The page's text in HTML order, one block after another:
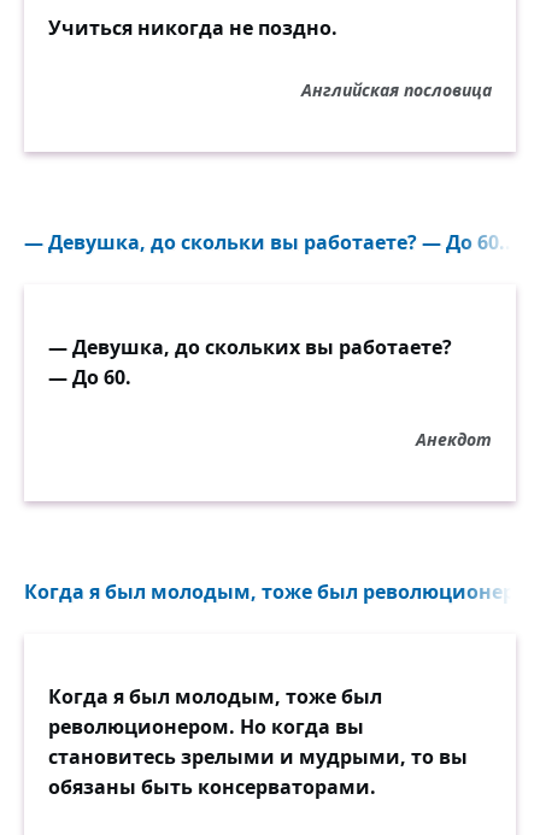
Учиться никогда не поздно.
Английская пословица
— Девушка, до скольки вы работаете? — До 60...
— Девушка, до скольких вы работаете?
— До 60.
Анекдот
Когда я был молодым, тоже был
Когда я был молодым, тоже был
революционером. Но когда вы
становитесь зрелыми и мудрыми, то вы
обязаны быть консерваторами.